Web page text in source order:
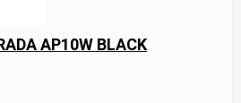
AP10W BLACK